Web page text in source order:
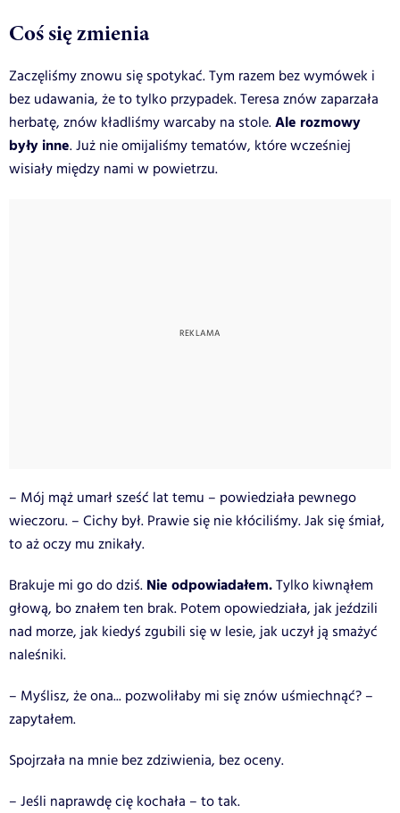
Coś się zmienia
Zaczęliśmy znowu się spotykać. Tym razem bez wymówek i
bez udawania, że to tylko przypadek. Teresa znów zaparzała
herbatę, znów kładliśmy warcaby na stole.Ale rozmowy
były inne. Już nie omijaliśmy tematów, które wcześniej
wisiały między nami w powietrzu.
– Mój mąż umarł sześć lat temu – powiedziała pewnego
wieczoru. – Cichy był. Prawie się nie kłóciliśmy. Jak się śmiał,
to aż oczy mu znikały.
Brakuje mi go do dziś. Nie odpowiadałem.Tylko kiwnąłem
głową, bo znałem ten brak. Potem opowiedziała, jak jeździli
nad morze, jak kiedyś zgubili się w lesie, jak uczył ją smażyć
naleśniki.
– Myślisz, że ona... pozwoliłaby mi się znów uśmiechnąć? –
zapytałem.
Spojrzała na mnie bez zdziwienia, bez oceny.
– Jeśli naprawdę cię kochała – to tak.